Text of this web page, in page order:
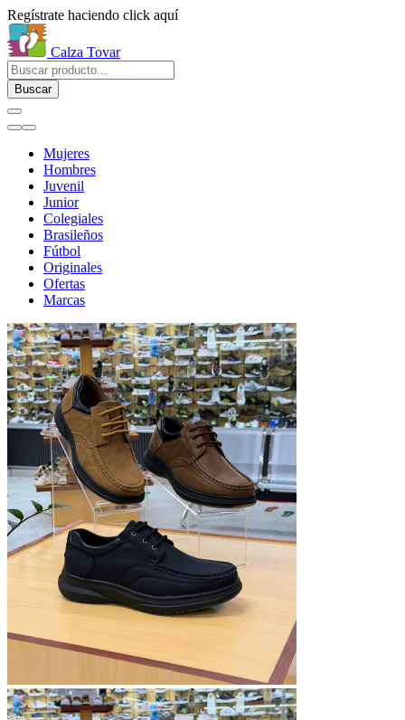
Regístrate haciendo click aquí
Calza Tovar
Buscar
Mujeres
Hombres
Juvenil
Junior
Colegiales
Brasileños
Fútbol
Originales
Ofertas
Marcas